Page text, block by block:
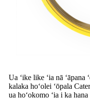
Ua ʻike like ʻia nā ʻāpana
kalaka hoʻolei ʻōpala
ua hoʻokomo ʻia i ka hana